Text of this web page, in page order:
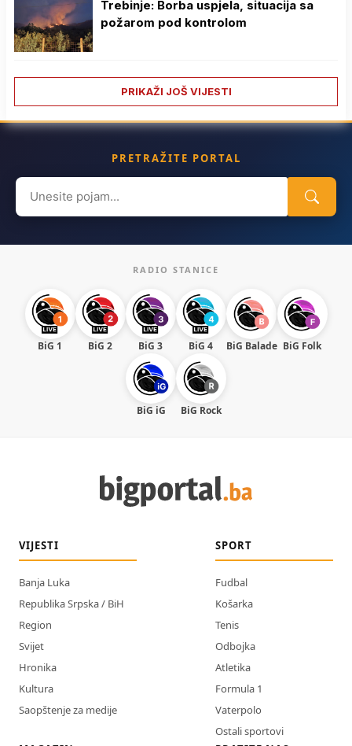
Trebinje: Borba uspjela, situacija sa
požarom pod kontrolom
PRIKAŽI JOŠ VIJESTI
PRETRAŽITE PORTAL
Search
for:
RADIO STANICE
BiG 1 BiG 2 BiG 3 BiG 4 BiG Balade BiG Folk
BiG iG BiG Rock
VIJESTI
Banja Luka
Republika Srpska / BiH
Region
Svijet
Hronika
Kultura
Saopštenje za medije
SPORT
Fudbal
Košarka
Tenis
Odbojka
Atletika
Formula 1
Vaterpolo
Ostali sportovi